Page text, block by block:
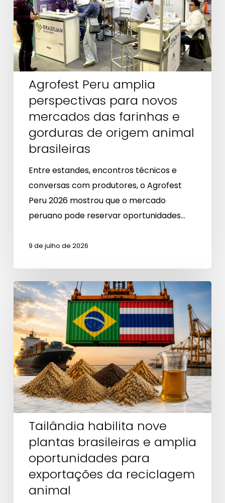
novos
mercados
das
farinhas
e
gorduras
origem
animal
brasileiras
Agrofest Peru amplia
perspectivas para novos
mercados das farinhas e
gorduras de origem animal
brasileiras
Entre estandes, encontros técnicos e
conversas com produtores, o Agrofest
Peru 2026 mostrou que o mercado
peruano pode reservar oportunidades…
9 de julho de 2026
Tailândia
habilita
nove
plantas
brasileiras
e
amplia
oportunidades
para
exportações
reciclagem
animal
Tailândia habilita nove
plantas brasileiras e amplia
oportunidades para
exportações da reciclagem
animal